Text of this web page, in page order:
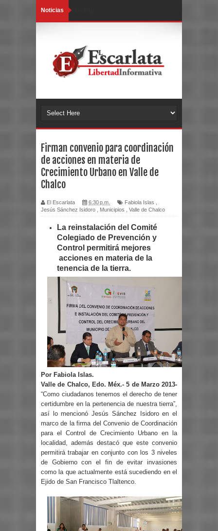
Noticias
Firman convenio para coordinación
de acciones en materia de
Crecimiento Urbano en Valle de
Chalco
El Escarlata 6:30 p.m. Fabiola Islas
Jesús Sánchez Isidoro
Municipios Valle de Chalco
La reinstalación del Comité
Colegiado de Prevención y
Control permitirá mejores
acciones en materia de la
tenencia de la tierra.
Por Fabiola Islas.
Valle de Chalco, Edo. Méx.- 5 de Marzo 2013-
“Como ciudadanos tenemos el derecho de tener
certidumbre en la pertenencia de nuestra tierra”,
así lo mencionó Jesús Sánchez Isidoro en el
marco de la firma del Convenio de Coordinación
para el Control de Crecimiento Urbano en la
localidad, además destacó que este convenio
permitirá trabajar en conjunto con los 3 niveles
de Gobierno con el fin de evitar invasiones
como la que actualmente está sucediendo en el
Ejido de San Francisco Tlaltenco.